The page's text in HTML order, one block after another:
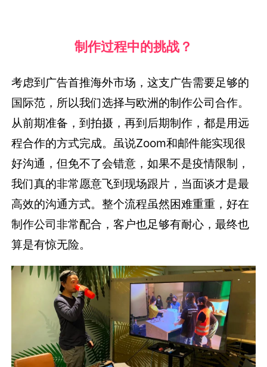
制作过程中的挑战？
考虑到广告首推海外市场，这支广告需要足够的
国际范，所以我们选择与欧洲的制作公司合作。
从前期准备，到拍摄，再到后期制作，都是用远
程合作的方式完成。虽说Zoom和邮件能实现很
好沟通，但免不了会错意，如果不是疫情限制，
我们真的非常愿意飞到现场跟片，当面谈才是最
高效的沟通方式。整个流程虽然困难重重，好在
制作公司非常配合，客户也足够有耐心，最终也
算是有惊无险。